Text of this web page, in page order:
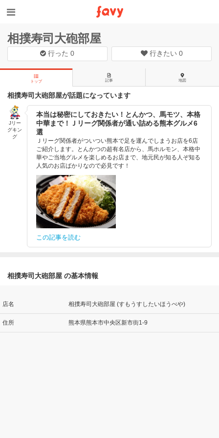
相撲寿司大砲部屋
行った0 行きたい 0
トップ 記事 地図
相撲寿司大砲部屋が話題になっています
Jリー
グキン
グ
本当は秘密にしておきたい！とんかつ、馬モツ、本格
中華まで！Ｊリーグ関係者が通い詰める熊本グルメ6
選
Ｊリーグ関係者がついつい熊本で足を運んでしまうお店を6店
ご紹介します。とんかつの超有名店から、馬ホルモン、本格中
華やご当地グルメを楽しめるお店まで、地元民が知る人ぞ知る
人気のお店ばかりなので必見です！
この記事を読む
相撲寿司大砲部屋 の基本情報
店名 相撲寿司大砲部屋 (すもうすしたいほうべや)
住所 熊本県熊本市中央区新市街1-9